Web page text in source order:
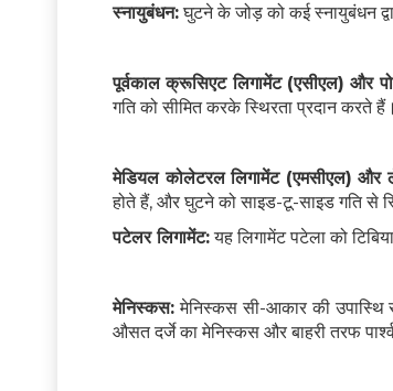
स्नायुबंधन:घुटने के जोड़ को कई स्नायुबंधन
पूर्वकाल क्रूसिएट लिगामेंट (एसीएल) और
गति को सीमित करके स्थिरता प्रदान करते हैं।
मेडियल कोलेटरल लिगामेंट (एमसीएल) और
होते हैं, और घुटने को साइड-टू-साइड गति से
पटेलर लिगामेंट:यह लिगामेंट पटेला को
मेनिस्कस: मेनिस्कस सी-आकार की उपास्थि
औसत दर्जे का मेनिस्कस और बाहरी तरफ